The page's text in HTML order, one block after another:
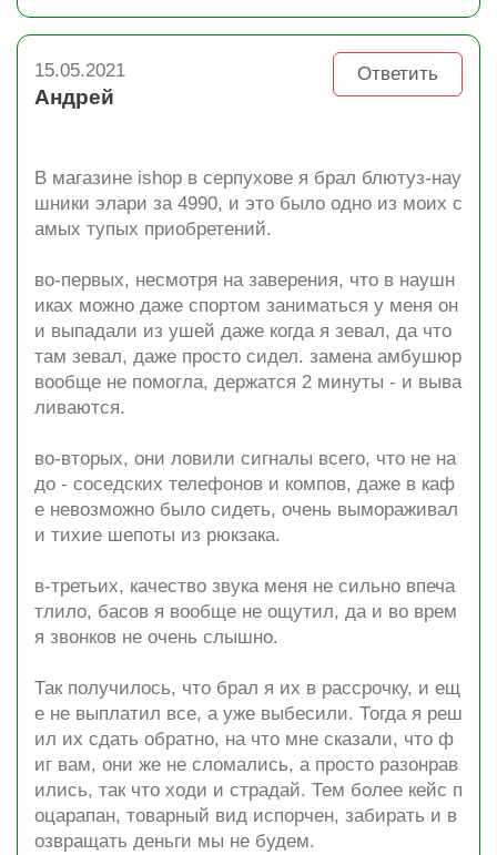
Ответить
15.05.2021
Андрей
В магазине ishop в серпухове я брал блютуз-нау
шники элари за 4990, и это было одно из моих с
амых тупых приобретений.
во-первых, несмотря на заверения, что в наушн
иках можно даже спортом заниматься у меня он
и выпадали из ушей даже когда я зевал, да что
там зевал, даже просто сидел. замена амбушюр
вообще не помогла, держатся 2 минуты - и выва
ливаются.
во-вторых, они ловили сигналы всего, что не на
до - соседских телефонов и компов, даже в каф
е невозможно было сидеть, очень вымораживал
и тихие шепоты из рюкзака.
в-третьих, качество звука меня не сильно впеча
тлило, басов я вообще не ощутил, да и во врем
я звонков не очень слышно.
Так получилось, что брал я их в рассрочку, и ещ
е не выплатил все, а уже выбесили. Тогда я реш
ил их сдать обратно, на что мне сказали, что ф
иг вам, они же не сломались, а просто разонрав
ились, так что ходи и страдай. Тем более кейс п
оцарапан, товарный вид испорчен, забирать и в
озвращать деньги мы не будем.